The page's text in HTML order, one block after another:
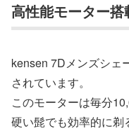
高性能モーター搭
kensen 7Dメンズシェ
されています。
このモーターは毎分
硬い髭でも効率的に剃